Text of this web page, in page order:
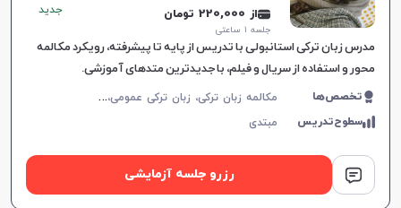
از 220,000 تومان
جلسه ۱ ساعتی
جدید
مدرس زبان ترکی استانبولی با تدریس از پایه تا پیشرفته، رویکرد مکالمه
محور و استفاده از سریال و فیلم، با جدیدترین متدهای آموزشی.
تخصص‌ها م
کالمه زبان ترکی، زبان ترکی عمومی، زبان ترکی کودکان
سطوح‌تدریس مبتدی
رزرو جلسه آزمایشی